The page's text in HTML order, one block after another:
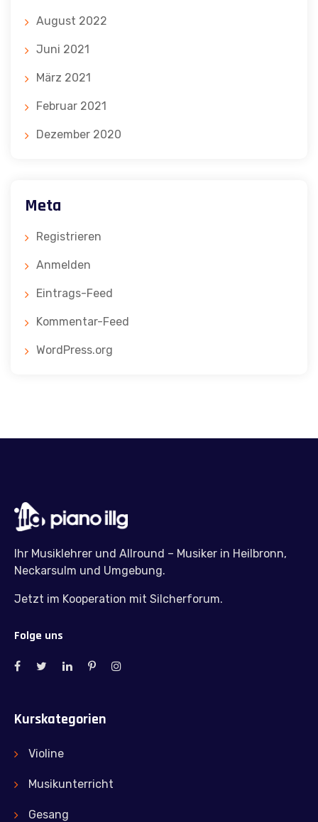
August 2022
Juni 2021
März 2021
Februar 2021
Dezember 2020
Meta
Registrieren
Anmelden
Eintrags-Feed
Kommentar-Feed
WordPress.org
Ihr Musiklehrer und Allround – Musiker in Heilbronn,
Neckarsulm und Umgebung.
Jetzt im Kooperation mit Silcherforum.
Folge uns
Kurskategorien
Violine
Musikunterricht
Gesang